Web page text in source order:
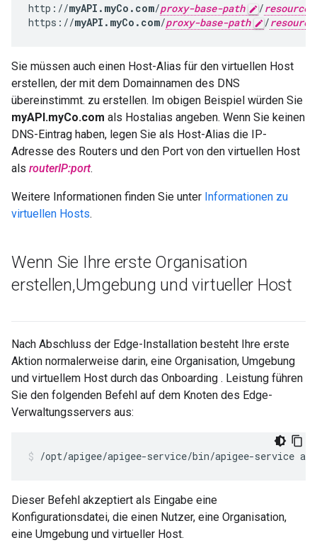
http://myAPI.myCo.com/proxy-base-path /resource-
https://myAPI.myCo.com/proxy-base-path /
Sie müssen auch einen Host-Alias für den virtuellen Host
erstellen, der mit dem Domainnamen des DNS
übereinstimmt. zu erstellen. Im obigen Beispiel würden Sie
myAPI.myCo.com als Hostalias angeben. Wenn Sie keinen
DNS-Eintrag haben, legen Sie als Host-Alias die IP-
Adresse des Routers und den Port von den virtuellen Host
als routerIP:port.
Weitere Informationen finden Sie unter Informationen zu
virtuellen Hosts.
Wenn Sie Ihre erste Organisation
erstellen,Umgebung und virtueller Host
Nach Abschluss der Edge-Installation besteht Ihre erste
Aktion normalerweise darin, eine Organisation, Umgebung
und virtuellem Host durch das Onboarding . Leistung führen
Sie den folgenden Befehl auf dem Knoten des Edge-
Verwaltungsservers aus:
/opt/apigee/apigee-service/bin/apigee-service
Dieser Befehl akzeptiert als Eingabe eine
Konfigurationsdatei, die einen Nutzer, eine Organisation,
eine Umgebung und virtueller Host.